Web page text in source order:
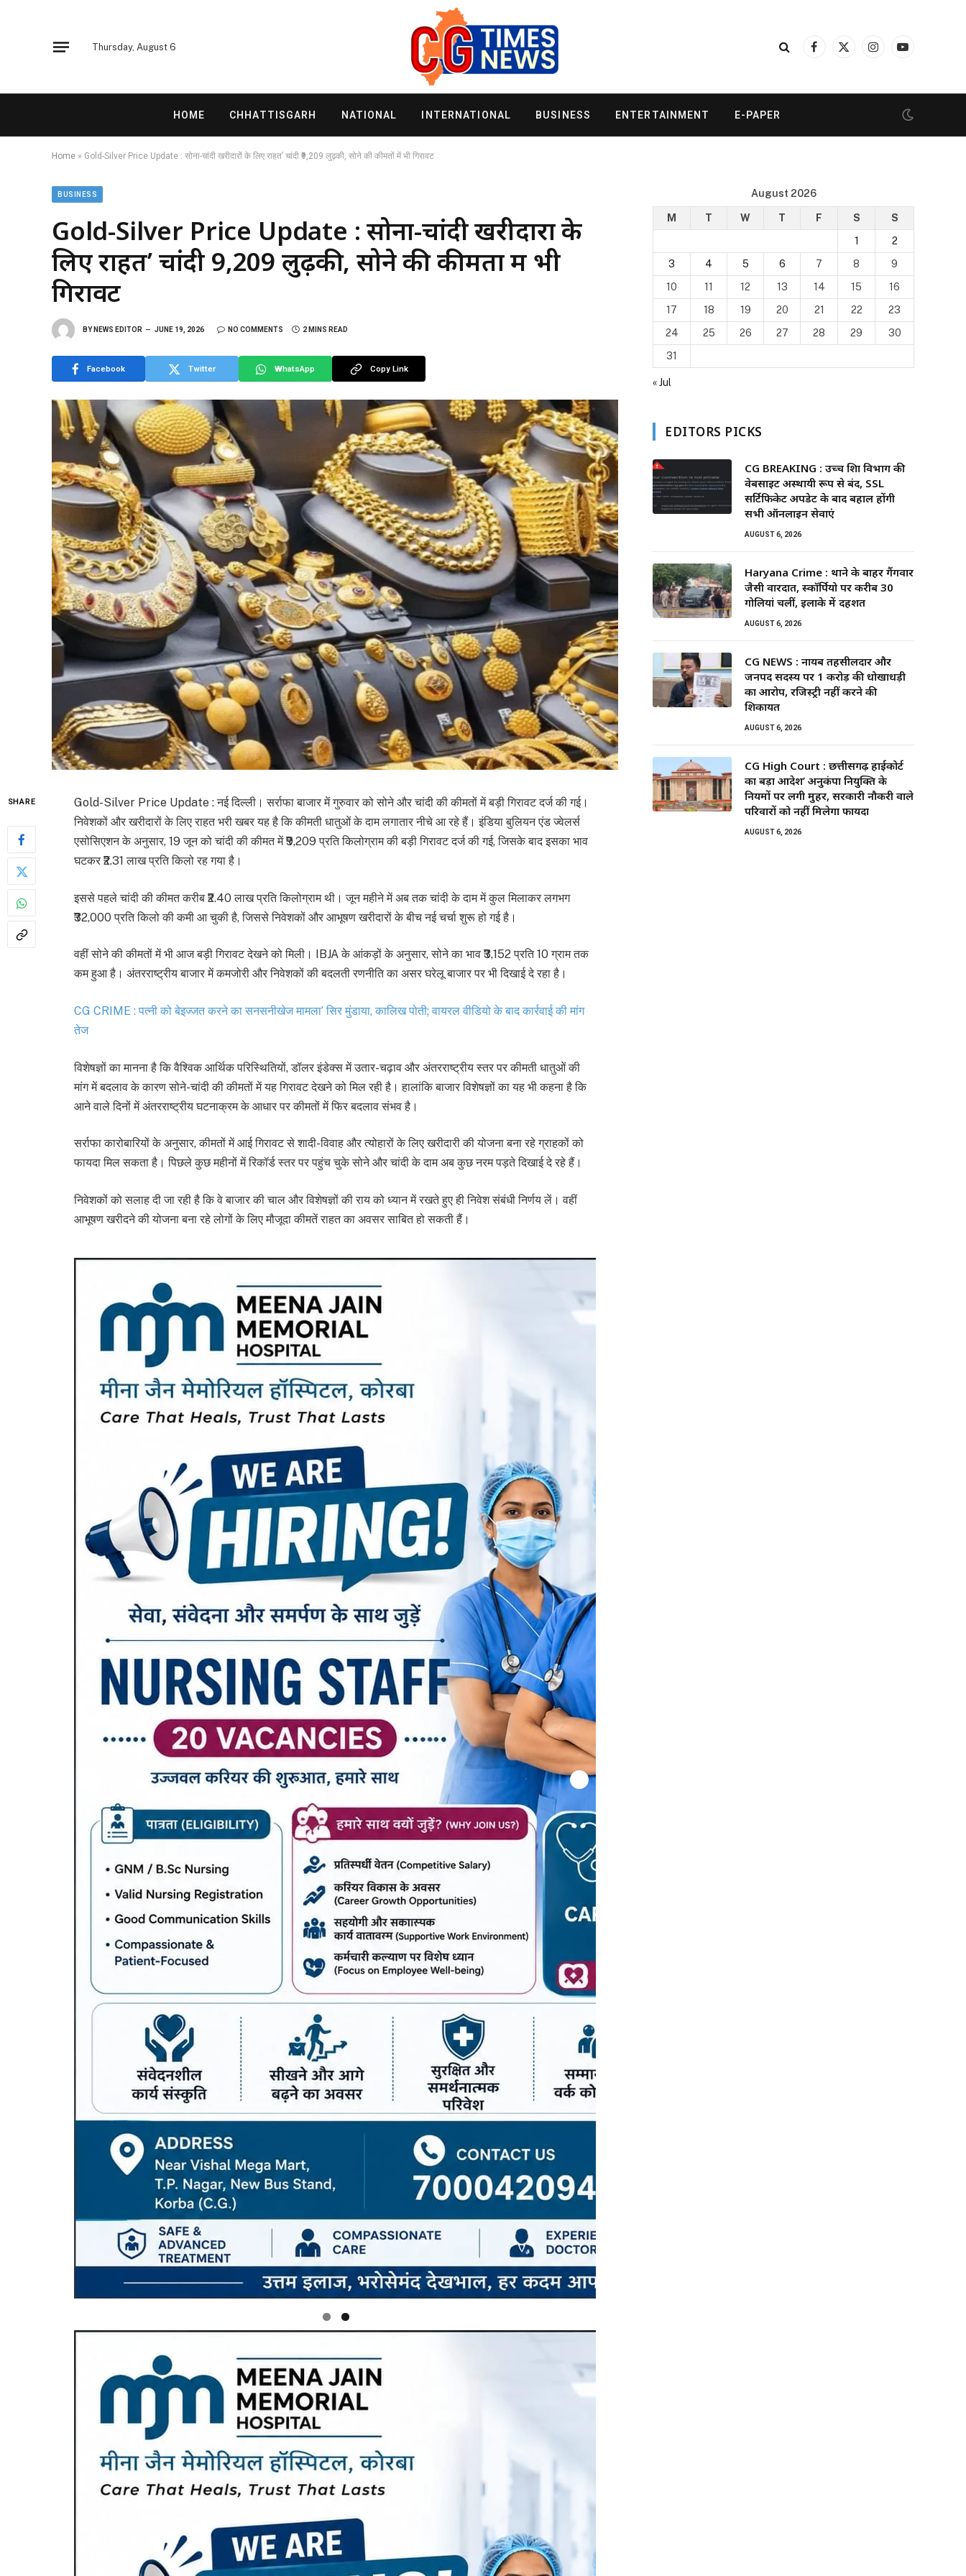
Thursday, August 6
Facebook
X
InstagramYouTube
HOME CHHATTISGARH NATIONAL INTERNATIONAL BUSINESS ENTERTAINMENT E-PAPER
Home » Gold-Silver Price Update : सोना-चांदी खरीदारों के लिए राहत’ चांदी ₹9,209 लुढ़की, सोने की कीमतों में भी गिरावट
BUSINESS
Gold-Silver Price Update : सोना-चांदी खरीदारों के
लिए राहत’ चांदी ₹9,209 लुढ़की, सोने की कीमतों में भी
गिरावट
BY NEWS EDITOR JUNE 19, 2026 NO COMMENTS 2 MINS READ
Facebook Twitter WhatsApp Copy Link
SHARE
Gold-Silver Price Update : नई दिल्ली। सर्राफा बाजार में गुरुवार को सोने और चांदी की कीमतों में बड़ी गिरावट दर्ज की गई।
निवेशकों और खरीदारों के लिए राहत भरी खबर यह है कि कीमती धातुओं के दाम लगातार नीचे आ रहे हैं। इंडिया बुलियन एंड ज्वेलर्स
एसोसिएशन के अनुसार, 19 जून को चांदी की कीमत में ₹9,209 प्रति किलोग्राम की बड़ी गिरावट दर्ज की गई, जिसके बाद इसका भाव
घटकर ₹2.31 लाख प्रति किलो रह गया है।
इससे पहले चांदी की कीमत करीब ₹2.40 लाख प्रति किलोग्राम थी। जून महीने में अब तक चांदी के दाम में कुल मिलाकर लगभग
₹32,000 प्रति किलो की कमी आ चुकी है, जिससे निवेशकों और आभूषण खरीदारों के बीच नई चर्चा शुरू हो गई है।
वहीं सोने की कीमतों में भी आज बड़ी गिरावट देखने को मिली। IBJA के आंकड़ों के अनुसार, सोने का भाव ₹3,152 प्रति 10 ग्राम तक
कम हुआ है। अंतरराष्ट्रीय बाजार में कमजोरी और निवेशकों की बदलती रणनीति का असर घरेलू बाजार पर भी दिखाई दे रहा है।
CG CRIME : पत्नी को बेइज्जत करने का सनसनीखेज मामला’ सिर मुंडाया, कालिख पोती; वायरल वीडियो के बाद कार्रवाई की मांग
तेज
विशेषज्ञों का मानना है कि वैश्विक आर्थिक परिस्थितियों, डॉलर इंडेक्स में उतार-चढ़ाव और अंतरराष्ट्रीय स्तर पर कीमती धातुओं की
मांग में बदलाव के कारण सोने-चांदी की कीमतों में यह गिरावट देखने को मिल रही है। हालांकि बाजार विशेषज्ञों का यह भी कहना है कि
आने वाले दिनों में अंतरराष्ट्रीय घटनाक्रम के आधार पर कीमतों में फिर बदलाव संभव है।
सर्राफा कारोबारियों के अनुसार, कीमतों में आई गिरावट से शादी-विवाह और त्योहारों के लिए खरीदारी की योजना बना रहे ग्राहकों को
फायदा मिल सकता है। पिछले कुछ महीनों में रिकॉर्ड स्तर पर पहुंच चुके सोने और चांदी के दाम अब कुछ नरम पड़ते दिखाई दे रहे हैं।
निवेशकों को सलाह दी जा रही है कि वे बाजार की चाल और विशेषज्ञों की राय को ध्यान में रखते हुए ही निवेश संबंधी निर्णय लें। वहीं
आभूषण खरीदने की योजना बना रहे लोगों के लिए मौजूदा कीमतें राहत का अवसर साबित हो सकती हैं।
August 2026
M T W T F S
S
1
2
3
4 5 6 7 8
9
10
11 12 13 14 15
16
17
18 19 20 21 22
23
24
25 26 27 28 29
30
31
« Jul
EDITORS PICKS
CG BREAKING : उच्च शिक्षा विभाग की
वेबसाइट अस्थायी रूप से बंद, SSL
सर्टिफिकेट अपडेट के बाद बहाल होंगी
सभी ऑनलाइन सेवाएं
AUGUST 6, 2026
Haryana Crime : थाने के बाहर गैंगवार
जैसी वारदात, स्कॉर्पियो पर करीब 30
गोलियां चलीं, इलाके में दहशत
AUGUST 6, 2026
CG NEWS : नायब तहसीलदार और
जनपद सदस्य पर ₹1 करोड़ की धोखाधड़ी
का आरोप, रजिस्ट्री नहीं करने की
शिकायत
AUGUST 6, 2026
CG High Court : छत्तीसगढ़ हाईकोर्ट
का बड़ा आदेश’ अनुकंपा नियुक्ति के
नियमों पर लगी मुहर, सरकारी नौकरी वाले
परिवारों को नहीं मिलेगा फायदा
AUGUST 6, 2026